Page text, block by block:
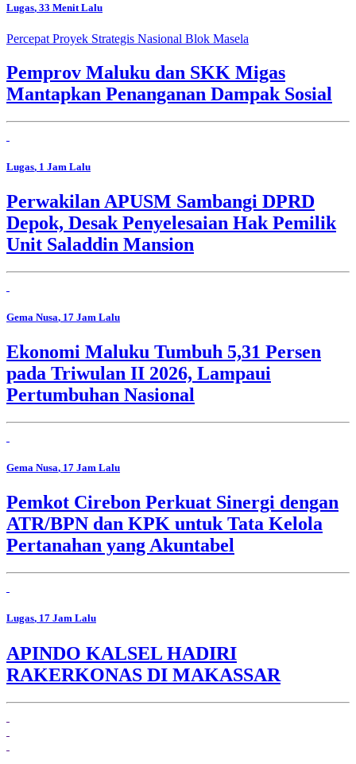
Lugas, 33 Menit Lalu
Percepat Proyek Strategis Nasional Blok Masela
Pemprov Maluku dan SKK Migas
Mantapkan Penanganan Dampak Sosial
Lugas, 1 Jam Lalu
Perwakilan APUSM Sambangi DPRD
Depok, Desak Penyelesaian Hak Pemilik
Unit Saladdin Mansion
Gema Nusa, 17 Jam Lalu
Ekonomi Maluku Tumbuh 5,31 Persen
pada Triwulan II 2026, Lampaui
Pertumbuhan Nasional
Gema Nusa, 17 Jam Lalu
Pemkot Cirebon Perkuat Sinergi dengan
ATR/BPN dan KPK untuk Tata Kelola
Pertanahan yang Akuntabel
Lugas, 17 Jam Lalu
APINDO KALSEL HADIRI
RAKERKONAS DI MAKASSAR